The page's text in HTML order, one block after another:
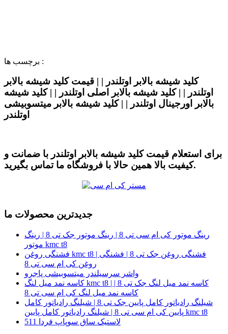
برچسب ها :
کلید شیشه بالابر اوتلندر | | قیمت کلید شیشه بالابر
اوتلندر | | کلید شیشه بالابر اصلی اوتلندر | | کلید شیشه
بالابر اورجینال اوتلندر | | کلید شیشه بالابر میتسوبیشی
اوتلندر
برای استعلام قیمت کلید شیشه بالابر اوتلندر با ضمانت و
کیفیت بالا همین حالا با فروشگاه ما تماس بگیرید.
جدیدترین محصولات ما
رینگ موتور کی ام سی تی 8 | رینگ موتور جک تی 8 | رینگ
موتور kmc t8
فشنگی روغن kmc t8 | فشنگی روغن جک تی 8 | فشنگی
روغن کی ام سی تی 8
واشر سرسیلندر میتسوبیشی پاجرو
کاسه نمد میل لنگ kmc t8 | کاسه نمد میل لنگ جک تی 8 |
کاسه نمد میل لنگ کی ام سی تی 8
شیلنگ رادیاتور کامل پایین جک تی 8 | شیلنگ رادیاتور کامل
پایین کی ام سی تی 8 | شیلنگ رادیاتور کامل پایین kmc t8
لاستیک ساق سوپاپ فردا 511